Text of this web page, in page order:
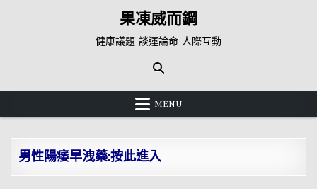
果凍威而鋼
健康議題 談運論命 人際互動
MENU
男性陽痿早洩藥:按此進入